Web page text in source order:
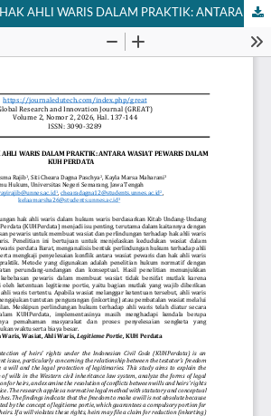
PERLINDUNGAN HAK AHLI WARIS DALAM PRAKTIK: ANTARA WASIAT PEWARIS DALAM KUH PERDATA